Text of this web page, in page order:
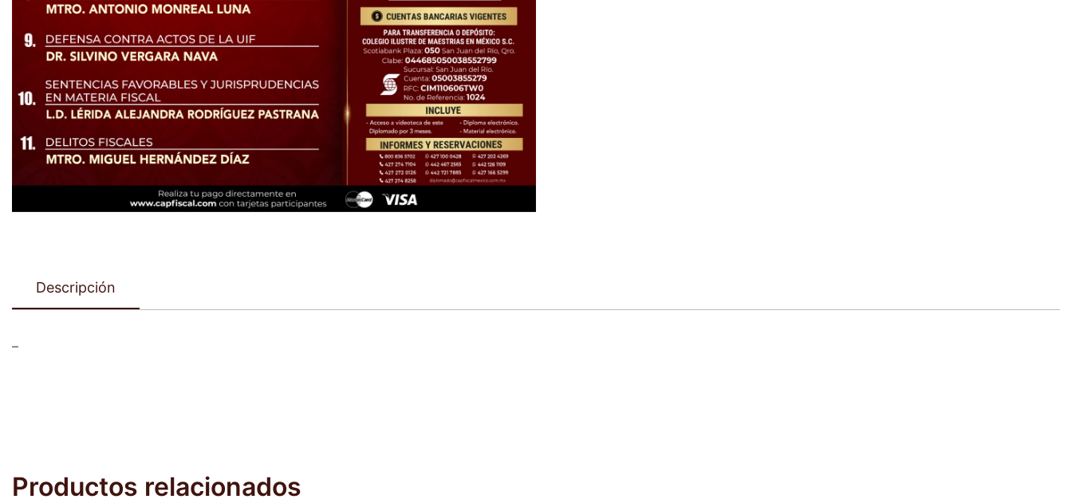
Descripción
–
Productos relacionados